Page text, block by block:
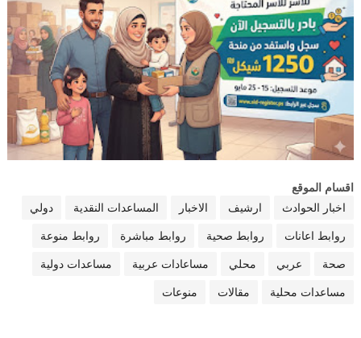
اقسام الموقع
اخبار الحوادث
ارشيف الاخبار المساعدات النقدية دولي
روابط اعانات روابط صحية روابط مباشرة روابط منوعة
صحة عربي محلي مساعادات عربية مساعدات دولية
مساعدات محلية مقالات منوعات